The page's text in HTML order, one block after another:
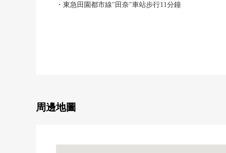
・東急田園都市線"田奈"車站步行11分鐘
・陽光關於朝南西良好
周邊地圖